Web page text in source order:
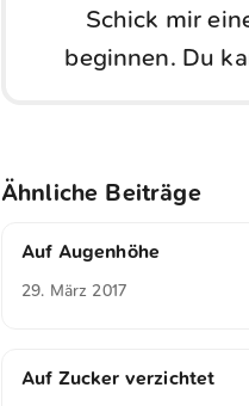
Schick mir
beginnen. Du
Ähnliche Beiträge
Auf Augenhöhe
29. März 2017
Auf Zucker verzichtet